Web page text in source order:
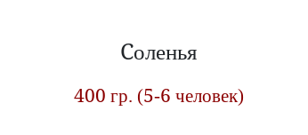
Соленья
400 гр. (5-6 человек)